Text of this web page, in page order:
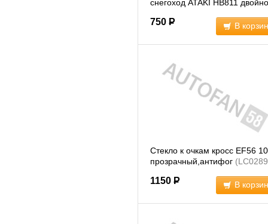
снегоход ATAKI HB811
750 Р В
Стекло к очкам кросс EF56
прозрачный,антифог
1150 Р В